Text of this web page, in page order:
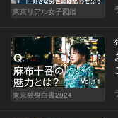
東京リアル女子図鑑
Vol.11
東京独身白書2024